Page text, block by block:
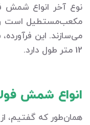
نوع آخر انواع شمش
مکعب‌مستطیل است و
می‌سازند. این
12 متر طول دارد.
انواع شمش
همان‌طور که گفتیم،